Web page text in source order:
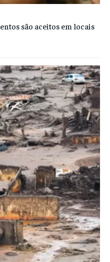
são aceitos em locais